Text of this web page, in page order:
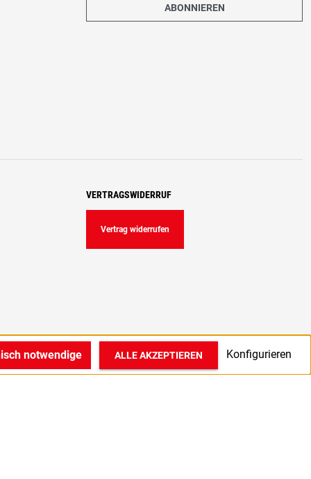
ABONNIEREN
VERTRAGSWIDERRUF
Vertrag widerrufen
notwendige Konfigurieren
ALLE AKZEPTIEREN